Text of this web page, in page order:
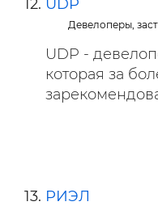
UDP
Девелоперы,
UDP -
которая за
РИЭЛ